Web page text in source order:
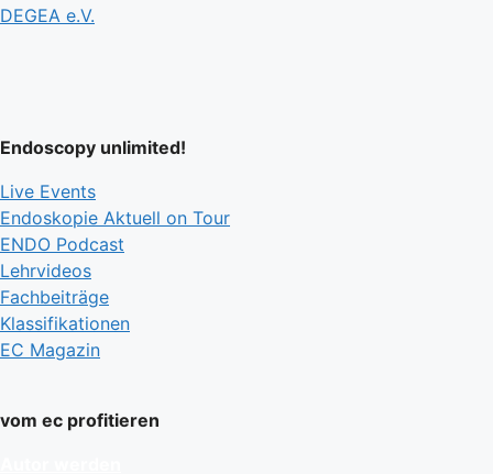
DEGEA e.V.
Endoscopy unlimited!
Live Events
Endoskopie Aktuell on Tour
ENDO Podcast
Lehrvideos
Fachbeiträge
Klassifikationen
EC Magazin
vom ec profitieren